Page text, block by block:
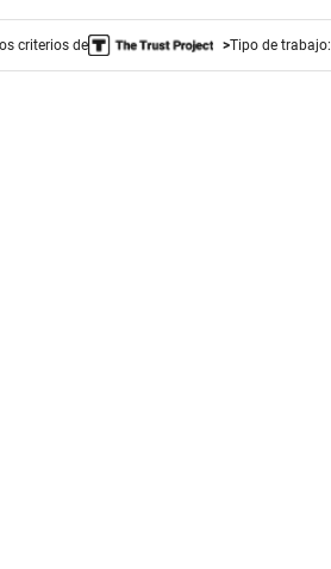
criterios de Tipo de trabajo: